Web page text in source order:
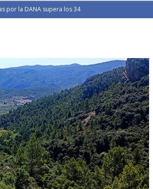
a nuevos colectivos de
dentro del Plan VIVE
unos festejos de Gátova
de la resiliencia de las
por la DANA supera los 34